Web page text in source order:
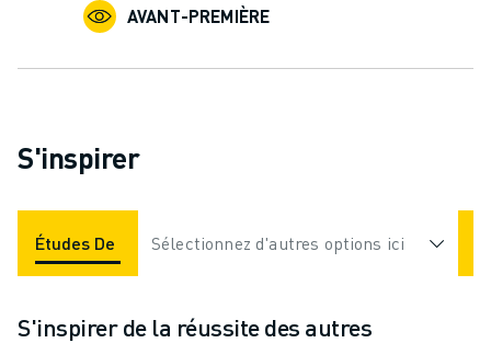
AVANT-PREMIÈRE
S'inspirer
Études De Cas Applications Industries
Sélectionnez d'autres options ici
S'inspirer de la réussite des autres